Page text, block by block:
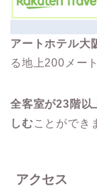
アートホテル大
る地上200メー
全客室が23階以
しむことができ
アクセス